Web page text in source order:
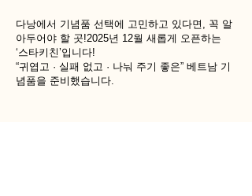
다낭에서 기념품 선택에 고민하고 있다면, 꼭 알
아두어야 할 곳!2025년 12월 새롭게 오픈하는
‘스타키친’입니다!
“귀엽고 · 실패 없고 · 나눠 주기 좋은” 베트남 기
념품을 준비했습니다.